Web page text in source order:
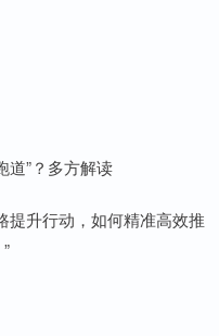
道”？多方解读
提升行动，如何精准高效推